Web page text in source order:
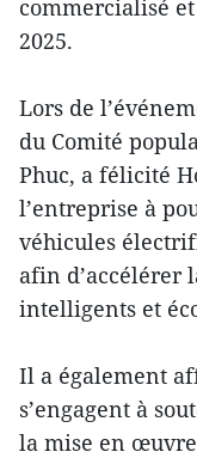
commercialisé
2025.
Lors de
du Comité
Phuc, a félicité
l’entreprise à
véhicules
afin d’accélérer
intelligents et
Il a également
s’engagent à
la mise en